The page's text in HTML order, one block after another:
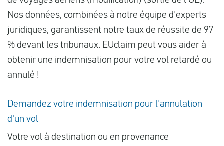
Nos données, combinées à notre équipe d'experts
juridiques, garantissent notre taux de réussite de 97
% devant les tribunaux. EUclaim peut vous aider à
obtenir une indemnisation pour votre vol retardé ou
annulé !
Demandez votre indemnisation pour l'annulation
d'un vol
Votre vol à destination ou en provenance